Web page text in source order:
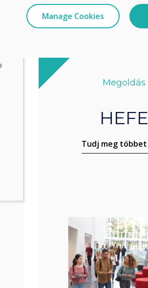
Megoldás
HEFE
Tudj meg többet
Manage Cookies